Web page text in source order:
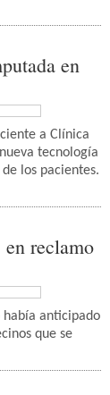
en
a Clínica
tecnología
los pacientes.
reclamo
había anticipado
que se